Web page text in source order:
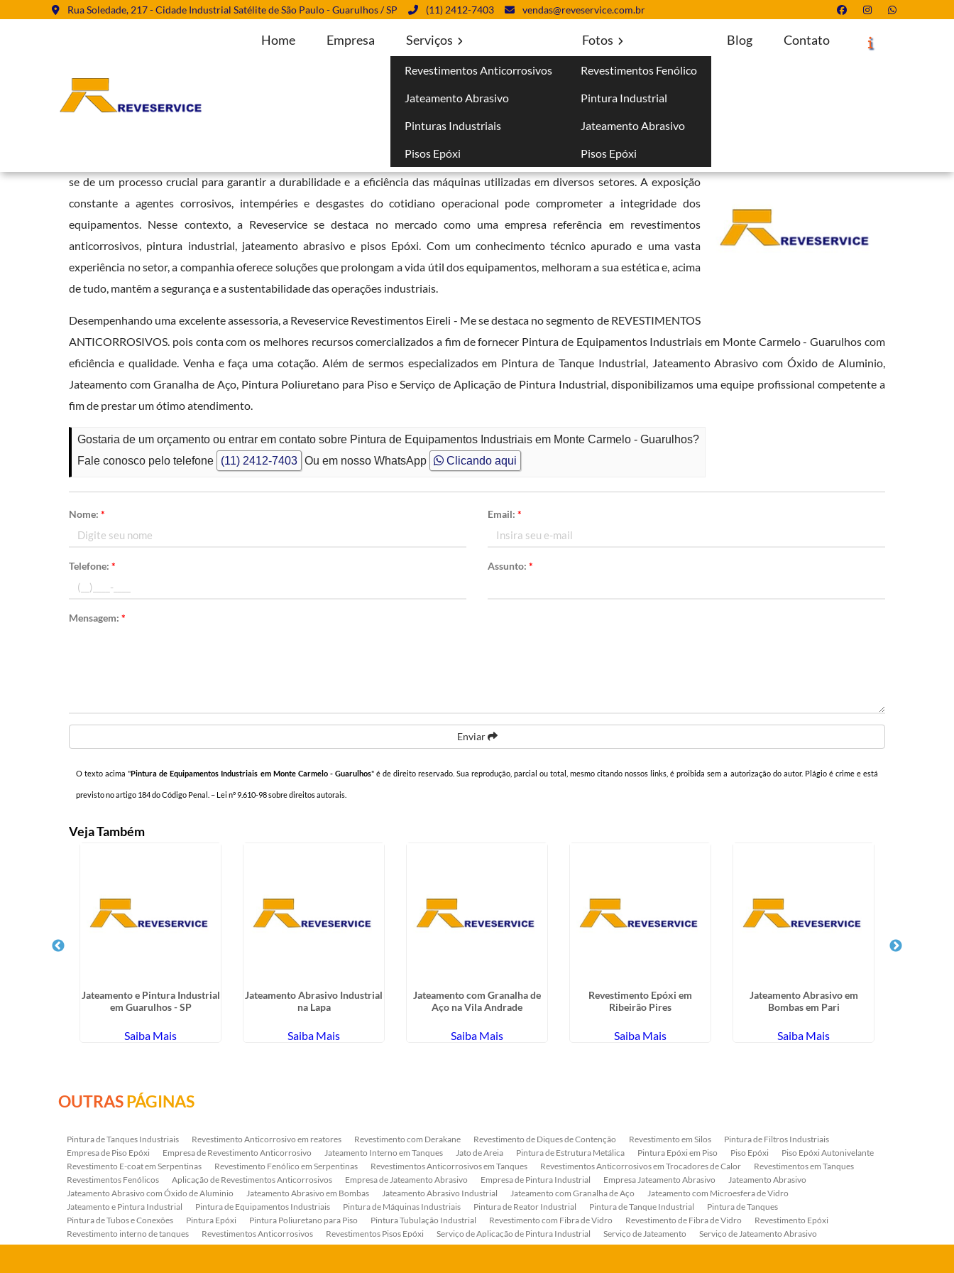
Rua Soledade, 217 - Cidade Industrial Satélite de São Paulo - Guarulhos / SP (11) 2412-7403 vendas@reveservice.com.br
Home Empresa Serviços
Revestimentos Anticorrosivos
Jateamento Abrasivo
Pinturas Industriais
Pisos Epóxi
Fotos
Revestimentos Fenólico
Pintura Industrial
Jateamento Abrasivo
Pisos Epóxi
Blog Contato
Pintura de Equipamentos Industriais em Monte Carmelo - Guarulhos
Pintura de Equipamentos Industriais em Monte Carmelo - Guarulhos
Solicite um Orçamento
Pintura de Equipamentos Industriais em Monte Carmelo - Guarulhosvai além da simples aplicação de camadas de tinta; trata-
se de um processo crucial para garantir a durabilidade e a eficiência das máquinas utilizadas em diversos setores. A exposição
constante a agentes corrosivos, intempéries e desgastes do cotidiano operacional pode comprometer a integridade dos
equipamentos. Nesse contexto, a Reveservice se destaca no mercado como uma empresa referência em revestimentos
anticorrosivos, pintura industrial, jateamento abrasivo e pisos Epóxi. Com um conhecimento técnico apurado e uma vasta
experiência no setor, a companhia oferece soluções que prolongam a vida útil dos equipamentos, melhoram a sua estética e, acima
de tudo, mantêm a segurança e a sustentabilidade das operações industriais.
Desempenhando uma excelente assessoria, a Reveservice Revestimentos Eireli - Me se destaca no segmento de REVESTIMENTOS
ANTICORROSIVOS. pois conta com os melhores recursos comercializados a fim de fornecer Pintura de Equipamentos Industriais em Monte Carmelo - Guarulhos com
eficiência e qualidade. Venha e faça uma cotação. Além de sermos especializados em Pintura de Tanque Industrial, Jateamento Abrasivo com Óxido de Aluminio,
Jateamento com Granalha de Aço, Pintura Poliuretano para Piso e Serviço de Aplicação de Pintura Industrial, disponibilizamos uma equipe profissional competente a
fim de prestar um ótimo atendimento.
Gostaria de um orçamento ou entrar em contato sobre Pintura de Equipamentos Industriais em Monte Carmelo - Guarulhos?
Fale conosco pelo telefone
(11) 2412-7403 Ou em nosso WhatsApp Clicando aqui
Nome:* Email: *
Telefone:* Assunto: *
Mensagem:*
Enviar
O texto acima "Pintura de Equipamentos Industriais em Monte Carmelo - Guarulhos" é de direito reservado. Sua reprodução, parcial ou total, mesmo citando nossos links, é proibida sem a autorização do autor. Plágio é crime e está
previsto no artigo 184 do Código Penal. – Lei n° 9.610-98 sobre direitos autorais
Veja Também
Jateamento e Pintura Industrial
em Guarulhos - SP
Saiba Mais
Jateamento Abrasivo Industrial
na Lapa
Saiba Mais
Jateamento com Granalha de
Aço na Vila Andrade
Saiba Mais
Revestimento Epóxi em
Ribeirão Pires
Saiba Mais
Jateamento Abrasivo em
Bombas em Pari
Saiba Mais
OUTRASPÁGINAS
Pintura de Tanques Industriais Revestimento Anticorrosivo em reatores Revestimento com Derakane Revestimento de Diques de Contenção Revestimento em Silos
Pintura de Filtros Industriais
Empresa de Piso Epóxi
Empresa de Revestimento Anticorrosivo Jateamento Interno em Tanques Jato de Areia Pintura de Estrutura Metálica Pintura Epóxi em Piso Piso Epóxi
Piso Epóxi Autonivelante
Revestimento E-coat em Serpentinas
Revestimento Fenólico em Serpentinas Revestimentos Anticorrosivos em Tanques Revestimentos Anticorrosivos em Trocadores de Calor
Revestimentos em Tanques
Revestimentos Fenólicos
Aplicação de Revestimentos Anticorrosivos Empresa de Jateamento Abrasivo Empresa de Pintura Industrial Empresa Jateamento Abrasivo
Jateamento Abrasivo
Jateamento Abrasivo com Óxido de Aluminio
Jateamento Abrasivo em Bombas Jateamento Abrasivo Industrial Jateamento com Granalha de Aço
Jateamento com Microesfera de Vidro
Jateamento e Pintura Industrial
Pintura de Equipamentos Industriais Pintura de Máquinas Industriais Pintura de Reator Industrial Pintura de Tanque Industrial
Pintura de Tanques
Pintura de Tubos e Conexões
Pintura Epóxi Pintura Poliuretano para Piso Pintura Tubulação Industrial Revestimento com Fibra de Vidro Revestimento de Fibra de Vidro
Revestimento Epóxi
Revestimento interno de tanques
Revestimentos Anticorrosivos Revestimentos Pisos Epóxi Serviço de Aplicação de Pintura Industrial Serviço de Jateamento
Serviço de Jateamento Abrasivo
Serviço de Jateamento e Pintura
Serviço de Jateamento em Bombas Serviço de Pintura de Bombas Industriais Serviço de Pintura de Tanque Industrial
Serviço de Pintura de Válvulas